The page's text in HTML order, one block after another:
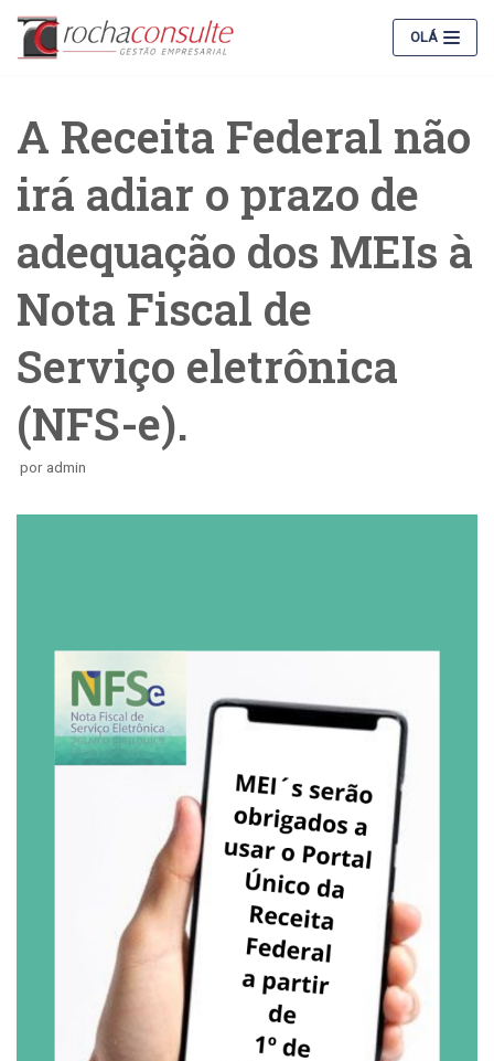
Pular
para
OLÁ
A Receita Federal não
irá adiar o prazo de
adequação dos MEIs à
Nota Fiscal de
Serviço eletrônica
(NFS-e).
por admin